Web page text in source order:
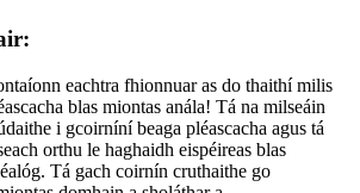
eachtra fhionnuar as do thaithí milis
blas miontas anála! Tá na milseáin
i gcoirníní beaga pléascacha agus tá
orthu le haghaidh eispéireas blas
Tá gach coirnín cruthaithe go